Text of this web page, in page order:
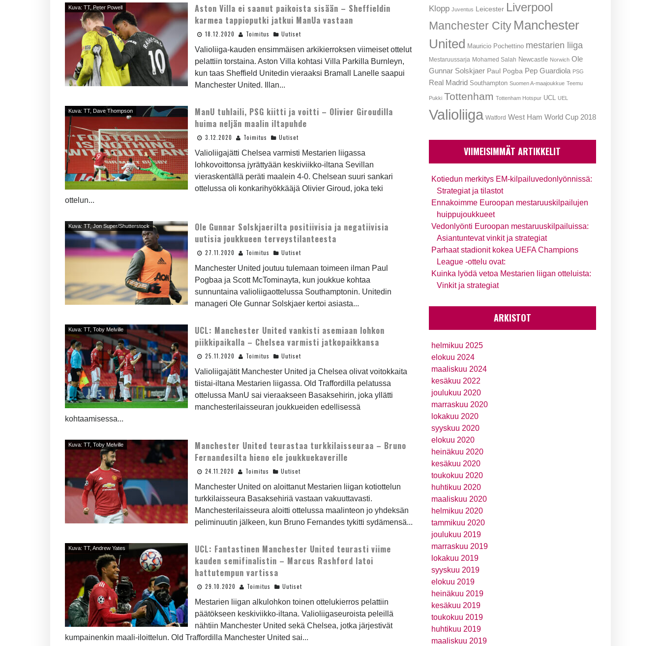
Kuva: TT, Peter Powell
Aston Villa ei saanut paikoista sisään – Sheffieldin
karmea tappioputki jatkui ManUa vastaan
18.12.2020 Toimitus Uutiset
Valioliiga-kauden ensimmäisen arkikierroksen viimeiset ottelut
pelattiin torstaina. Aston Villa kohtasi Villa Parkilla Burnleyn,
kun taas Sheffield Unitedin vieraaksi Bramall Lanelle saapui
Manchester United. Illan...
Kuva: TT, Dave Thompson
ManU tuhlaili, PSG kiitti ja voitti – Olivier Giroudilla
huima neljän maalin iltapuhde
3.12.2020 Toimitus Uutiset
Valioliigajätti Chelsea varmisti Mestarien liigassa
lohkovoittonsa jyrättyään keskiviikko-iltana Sevillan
vieraskentällä peräti maalein 4-0. Chelsean suuri sankari
ottelussa oli konkarihyökkääjä Olivier Giroud, joka teki
ottelun...
Kuva: TT, Jon Super/Shutterstock
Ole Gunnar Solskjaerilta positiivisia ja negatiivisia
uutisia joukkueen terveystilanteesta
27.11.2020 Toimitus Uutiset
Manchester United joutuu tulemaan toimeen ilman Paul
Pogbaa ja Scott McTominayta, kun joukkue kohtaa
sunnuntaina valioliigaottelussa Southamptonin. Unitedin
manageri Ole Gunnar Solskjaer kertoi asiasta...
Kuva: TT, Toby Melville
UCL: Manchester United vankisti asemiaan lohkon
piikkipaikalla – Chelsea varmisti jatkopaikkansa
25.11.2020 Toimitus Uutiset
Valioliigajätit Manchester United ja Chelsea olivat voitokkaita
tiistai-iltana Mestarien liigassa. Old Traffordilla pelatussa
ottelussa ManU sai vieraakseen Basaksehirin, joka yllätti
manchesterilaisseuran joukkueiden edellisessä
kohtaamisessa...
Kuva: TT, Toby Melville
Manchester United teurastaa turkkilaisseuraa – Bruno
Fernandesilta hieno ele joukkuekaverille
24.11.2020 Toimitus Uutiset
Manchester United on aloittanut Mestarien liigan kotiottelun
turkkilaisseura Basaksehiriä vastaan vakuuttavasti.
Manchesterilaisseura aloitti ottelussa maalinteon jo yhdeksän
peliminuutin jälkeen, kun Bruno Fernandes tykitti sydämensä...
Kuva: TT, Andrew Yates
UCL: Fantastinen Manchester United teurasti viime
kauden semifinalistin – Marcus Rashford latoi
hattutempun vartissa
29.10.2020 Toimitus Uutiset
Mestarien liigan alkulohkon toinen ottelukierros pelattiin
päätökseen keskiviikko-iltana. Valioliigaseuroista peleillä
nähtiin Manchester United sekä Chelsea, jotka järjestivät
kumpainenkin maali-iloittelun. Old Traffordilla Manchester United sai...
Klopp Juventus Leicester Liverpool
Manchester City Manchester
United
Mauricio Pochettino mestarien liiga
Mestaruussarja Mohamed Salah Newcastle Norwich Ole
Gunnar Solskjaer Paul Pogba Pep Guardiola PSG
Real Madrid Southampton Suomen A-maajoukkue Teemu
Pukki Tottenham Tottenham Hotspur UCL UEL
Valioliiga Watford West Ham World Cup 2018
VIIMEISIMMÄT ARTIKKELIT
Kotiedun merkitys EM-kilpailuvedonlyönnissä:
Strategiat ja tilastot
Ennakoimme Euroopan mestaruuskilpailujen
huippujoukkueet
Vedonlyönti Euroopan mestaruuskilpailuissa:
Asiantuntevat vinkit ja strategiat
Parhaat stadionit kokea UEFA Champions
League -ottelu ovat:
Kuinka lyödä vetoa Mestarien liigan otteluista:
Vinkit ja strategiat
ARKISTOT
helmikuu 2025
elokuu 2024
maaliskuu 2024
kesäkuu 2022
joulukuu 2020
marraskuu 2020
lokakuu 2020
syyskuu 2020
elokuu 2020
heinäkuu 2020
kesäkuu 2020
toukokuu 2020
huhtikuu 2020
maaliskuu 2020
helmikuu 2020
tammikuu 2020
joulukuu 2019
marraskuu 2019
lokakuu 2019
syyskuu 2019
elokuu 2019
heinäkuu 2019
kesäkuu 2019
toukokuu 2019
huhtikuu 2019
maaliskuu 2019